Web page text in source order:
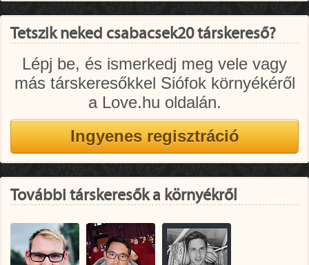
Tetszik neked csabacsek20 társkereső?
Lépj be, és ismerkedj meg vele vagy
más társkeresőkkel Siófok környékéről
a Love.hu oldalán.
További társkeresők a környékről